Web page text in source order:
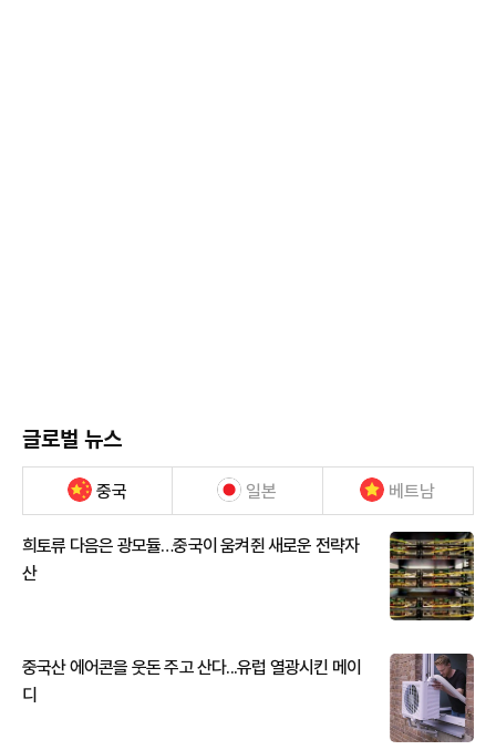
글로벌 뉴스
중국 일본 베트남
희토류 다음은 광모듈…중국이 움켜쥔 새로운 전략자
산
중국산 에어콘을 웃돈 주고 산다...유럽 열광시킨 메이
디